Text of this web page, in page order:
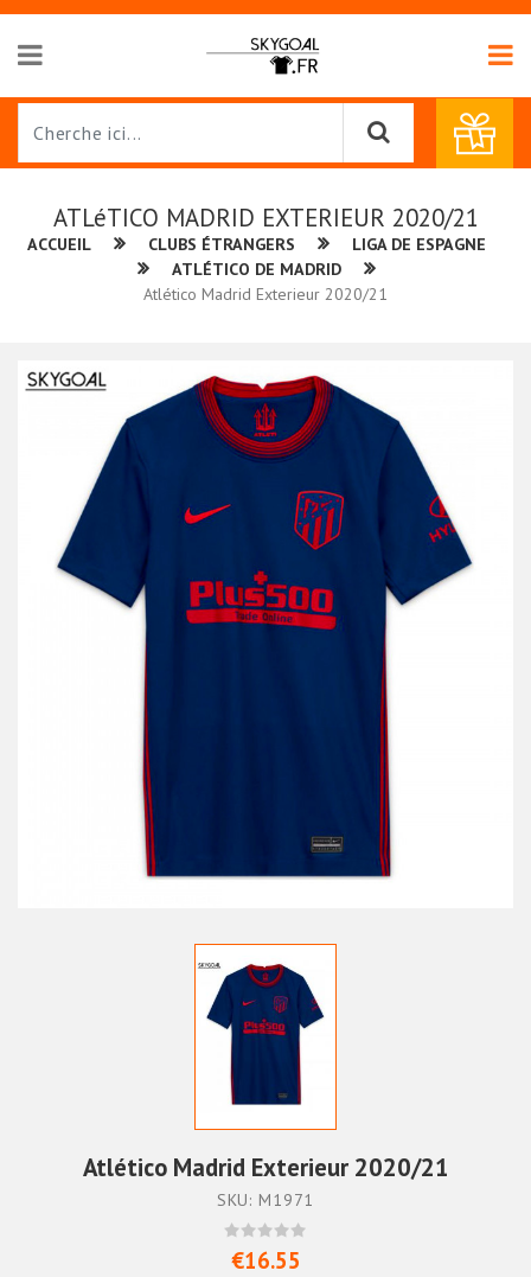
ATLéTICO MADRID EXTERIEUR 2020/21
ACCUEIL CLUBS ÉTRANGERS
LIGA DE ESPAGNE
ATLÉTICO DE MADRID
Atlético Madrid Exterieur 2020/21
Atlético Madrid Exterieur 2020/21
SKU: M1971
€16.55